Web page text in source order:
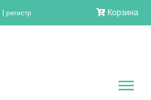
| регистр Корзина